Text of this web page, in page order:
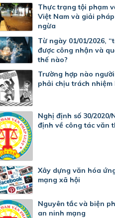
Thực trạng tội phạm
Việt Nam và giải
ngừa
Từ ngày 01/01/2026,
được công nhận và
thế nào?
Trường hợp nào
phải chịu trách nhiệm
Nghị định số 30/2020/
định về công tác văn
Xây dựng văn hóa
mạng xã hội
Nguyên tắc và biện
an ninh mạng